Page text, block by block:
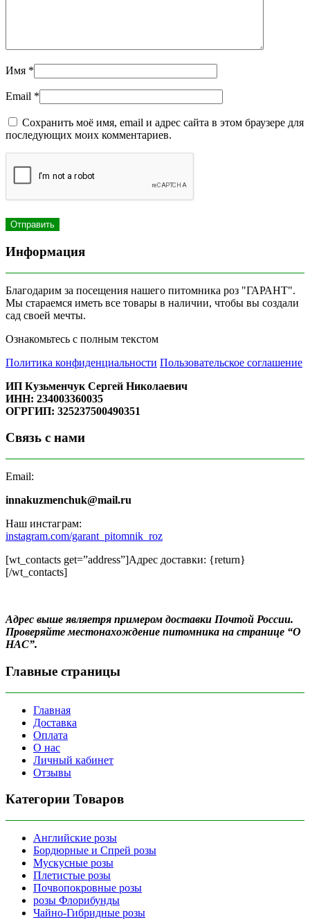
Имя *
Email *
Сохранить моё имя, email и адрес сайта в этом браузере для
последующих моих комментариев.
Информация
Благодарим за посещения нашего питомника роз "ГАРАНТ".
Мы стараемся иметь все товары в наличии, чтобы вы создали
сад своей мечты.
Ознакомьтесь с полным текстом
Политика конфиденциальности Пользовательское соглашение
ИП Кузьменчук Сергей Николаевич
ИНН: 234003360035
ОГРГИП: 325237500490351
Связь с нами
Email:
innakuzmenchuk@mail.ru
Наш инстаграм:
instagram.com/garant_pitomnik_roz
[wt_contacts get=”address”]Адрес доставки: {return}
[/wt_contacts]
Адрес выше являетря примером доставки Почтой России.
Проверяйте местонахождение питомника на странице “О
НАС”.
Главные страницы
Главная
Доставка
Оплата
О нас
Личный кабинет
Отзывы
Категории Товаров
Английские розы
Бордюрные и Спрей розы
Мускусные розы
Плетистые розы
Почвопокровные розы
розы Флорибунды
Чайно-Гибридные розы